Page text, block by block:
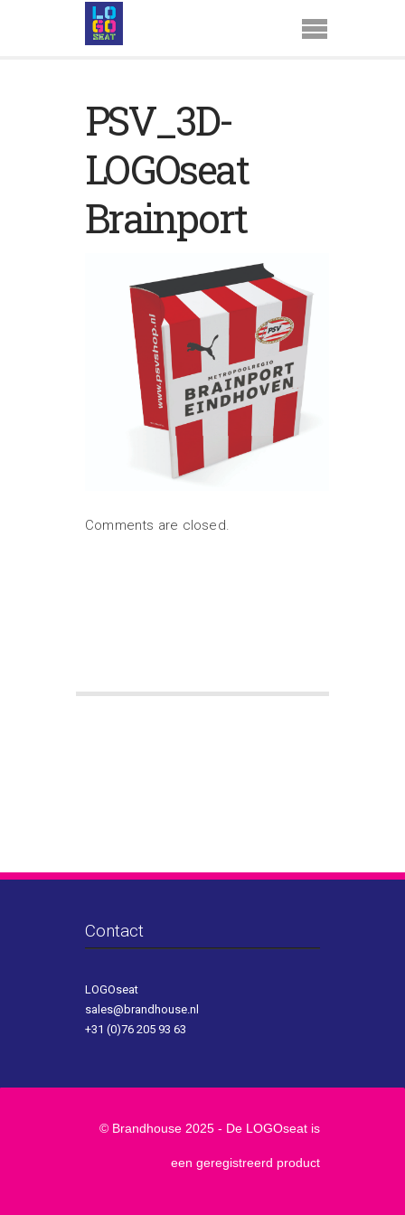
PSV_3D-
LOGOseat
Brainport
Comments are closed.
Contact
LOGOseat
sales@brandhouse.nl
+31 (0)76 205 93 63
© Brandhouse 2025 - De LOGOseat is
een geregistreerd product